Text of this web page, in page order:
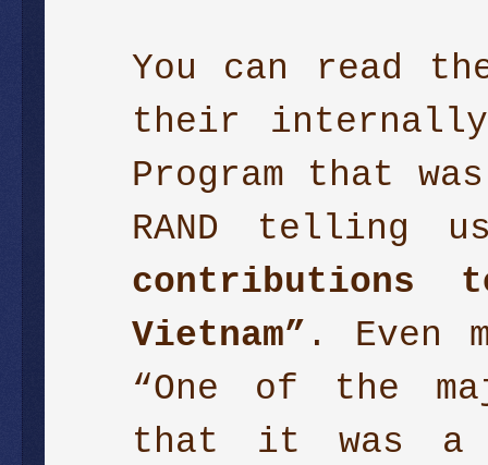
You can read
their internally-
Program that
RAND telling
contributions
Vietnam” . Even
“One of the
that it was a